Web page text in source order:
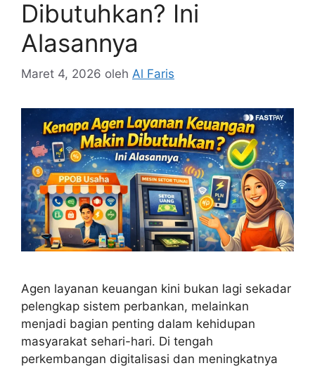
Dibutuhkan? Ini
Alasannya
Maret 4, 2026 oleh Al Faris
Agen layanan keuangan kini bukan lagi sekadar
pelengkap sistem perbankan, melainkan
menjadi bagian penting dalam kehidupan
masyarakat sehari-hari. Di tengah
perkembangan digitalisasi dan meningkatnya